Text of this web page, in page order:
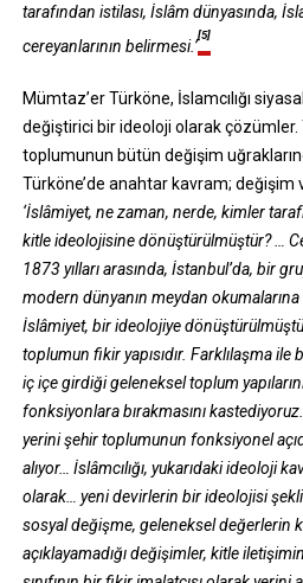
tarafından istilası, İslâm dünyasında,
cereyanlarının belirmesi.’
[5]
Mümtaz’er Türköne, İslamcılığı
değiştirici bir ideoloji olarak çözümler.
toplumunun bütün değişim
Türköne’de anahtar kavram; değişim
‘İslâmiyet, ne zaman, nerde, kimler
kitle ideolojisine dönüştürülmüştür? …
1873 yılları arasında, İstanbul’da, bir
modern dünyanın meydan
İslâmiyet, bir ideolojiye
toplumun fikir yapısıdır. Farklılaşma
iç içe girdiği geleneksel toplum
fonksiyonlara bırakmasını
yerini şehir toplumunun fonksiyonel
alıyor… İslâmcılığı, yukarıdaki ideoloji
olarak… yeni devirlerin bir ideolojisi
sosyal değişme, geleneksel değerlerin
açıklayamadığı değişimler, kitle